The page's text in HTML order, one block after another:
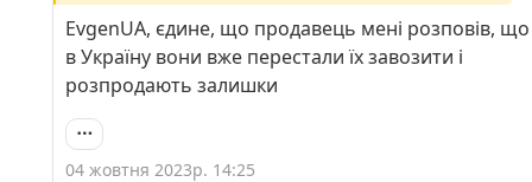
EvgenUA, єдине, що продавець мені розповів, що
в Україну вони вже перестали їх завозити і
розпродають залишки
04 жовтня 2023р. 14:25